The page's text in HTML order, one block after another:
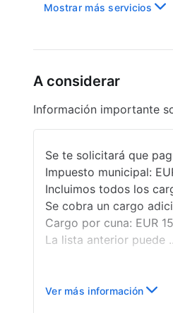
Mostrar más servicios
A considerar
Información importante
Se te solicitará que
Impuesto municipal:
Incluimos todos los
Se cobra un cargo
Cargo por cuna: EUR
La lista anterior puede
Ver más información